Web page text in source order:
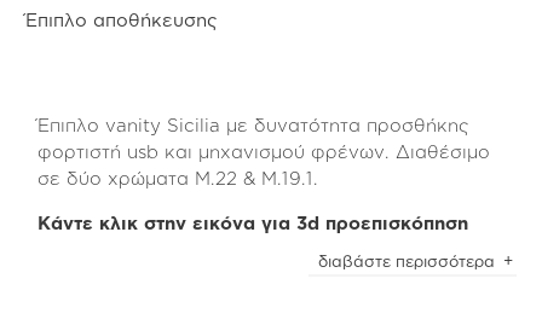
Έπιπλο αποθήκευσης
Έπιπλο vanity Sicilia με δυνατότητα προσθήκης
φορτιστή usb και μηχανισμού φρένων. Διαθέσιμο
σε δύο χρώματα Μ.22 & Μ.19.1.
Κάντε κλικ στην εικόνα για 3d προεπισκόπηση
Το έπιπλο vanity Sicilia είναι μια εξαιρετική
διαβάστε περισσότερα